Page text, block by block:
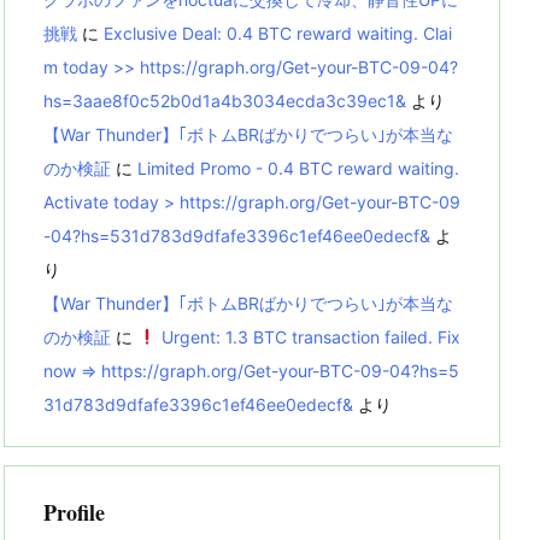
挑戦 に Exclusive Deal: 0.4 BTC reward waiting. Clai
m today >> https://graph.org/Get-your-BTC-09-04?
hs=3aae8f0c52b0d1a4b3034ecda3c39ec1& より
【War Thunder】｢ボトムBRばかりでつらい｣が本当な
のか検証 に Limited Promo - 0.4 BTC reward waiting.
Activate today > https://graph.org/Get-your-BTC-09
-04?hs=531d783d9dfafe3396c1ef46ee0edecf& よ
り
【War Thunder】｢ボトムBRばかりでつらい｣が本当な
のか検証 に
Urgent: 1.3 BTC transaction failed. Fix
now => https://graph.org/Get-your-BTC-09-04?hs=5
31d783d9dfafe3396c1ef46ee0edecf& より
Profile